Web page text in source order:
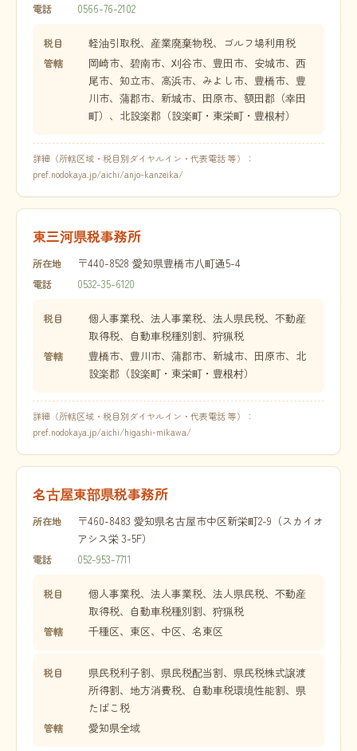
電話 0566-76-2102
税目 軽油引取税、産業廃棄物税、ゴルフ場利用税
管轄
岡崎市、碧南市、刈谷市、豊田市、安城市、西
尾市、知立市、高浜市、みよし市、豊橋市、豊
川市、蒲郡市、新城市、田原市、額田郡（幸田
町）、北設楽郡（設楽町・東栄町・豊根村）
詳細（所轄区域・税目別ダイヤルイン・代表電話 等）：
pref.nodokaya.jp/aichi/anjo-kanzeika/
東三河県税事務所
所在地 〒440-8528 愛知県豊橋市八町通5-4
電話 0532-35-6120
税目
個人事業税、法人事業税、法人県民税、不動産
取得税、自動車税種別割、狩猟税
管轄
豊橋市、豊川市、蒲郡市、新城市、田原市、北
設楽郡（設楽町・東栄町・豊根村）
詳細（所轄区域・税目別ダイヤルイン・代表電話 等）：
pref.nodokaya.jp/aichi/higashi-mikawa/
名古屋東部県税事務所
所在地
〒460-8483 愛知県名古屋市中区新栄町2-9（スカイオ
アシス栄 3-5F）
電話 052-953-7711
税目
個人事業税、法人事業税、法人県民税、不動産
取得税、自動車税種別割、狩猟税
管轄 千種区、東区、中区、名東区
税目
県民税利子割、県民税配当割、県民税株式譲渡
所得割、地方消費税、自動車税環境性能割、県
たばこ税
管轄 愛知県全域